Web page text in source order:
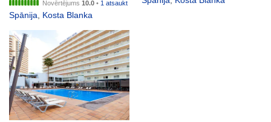
Novērtējums 10.0 • 1 atsaukt
Spānija, Kosta Blanka